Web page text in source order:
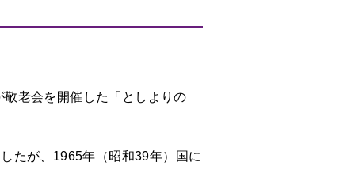
老会を開催した「としよりの
たが、1965年（昭和39年）国に